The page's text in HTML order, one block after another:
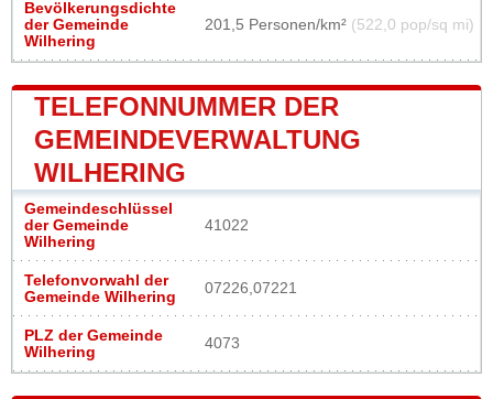
Bevölkerungsdichte
der Gemeinde
Wilhering
201,5 Personen/km² (522,0 pop/sq mi)
TELEFONNUMMER DER
GEMEINDEVERWALTUNG
WILHERING
Gemeindeschlüssel
der Gemeinde
Wilhering
41022
Telefonvorwahl der
Gemeinde Wilhering
07226,07221
PLZ der Gemeinde
Wilhering
4073